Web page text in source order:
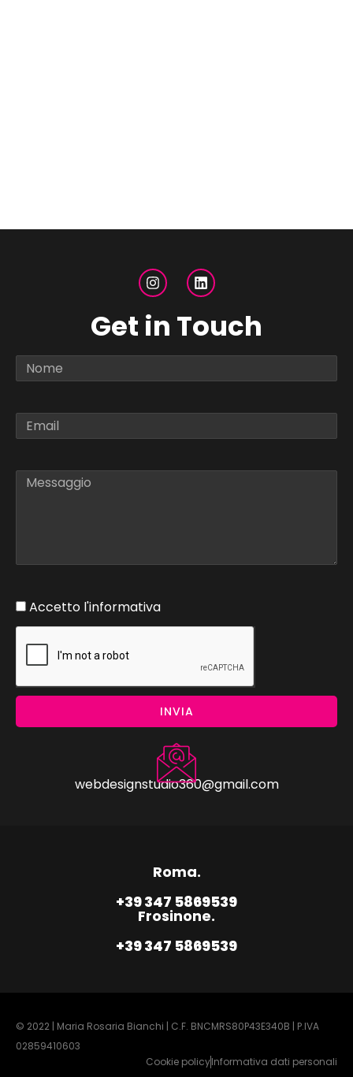
Get in Touch
Accetto l'informativa
INVIA
webdesignstudio360@gmail.com
Roma.
+39 347 5869539
Frosinone.
+39 347 5869539
© 2022 | Maria Rosaria Bianchi | C.F. BNCMRS80P43E340B | P.IVA
02859410603
Cookie policyInformativa dati personali